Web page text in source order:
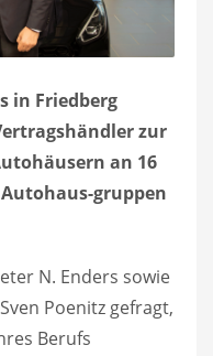
in Friedberg
zur
an 16
gruppen
N. Enders sowie
Poenitz gefragt,
Berufs